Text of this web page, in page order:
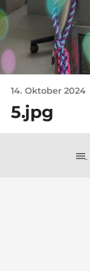
14. Oktober 2024
5.jpg